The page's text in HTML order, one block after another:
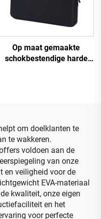
Op maat gemaakte
schokbestendige harde
om doelklanten te
te wakkeren.
voldoen aan de
van onze
en veiligheid voor de
EVA-materiaal
kwaliteit, onze eigen
en het
voor perfecte